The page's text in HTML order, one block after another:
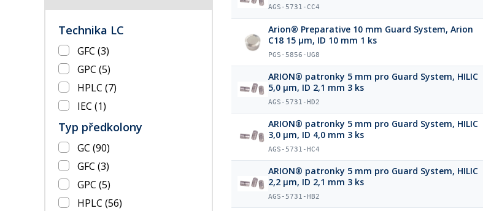
Technika LC
GFC (3)
GPC (5)
HPLC (7)
IEC (1)
Typ předkolony
GC (90)
GFC (3)
GPC (5)
HPLC (56)
AGS-5731-CC4
Arion® Preparative 10 mm Guard System, Arion
C18 15 µm, ID 10 mm 1 ks
PGS-5856-UG8
ARION® patronky 5 mm pro Guard System, HILIC
5,0 µm, ID 2,1 mm 3 ks
AGS-5731-HD2
ARION® patronky 5 mm pro Guard System, HILIC
3,0 µm, ID 4,0 mm 3 ks
AGS-5731-HC4
ARION® patronky 5 mm pro Guard System, HILIC
2,2 µm, ID 2,1 mm 3 ks
AGS-5731-HB2